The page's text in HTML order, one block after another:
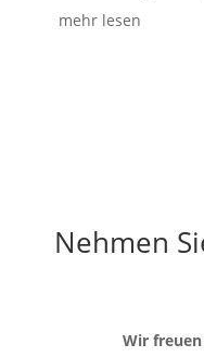
mehr lesen
Nehmen
Wir